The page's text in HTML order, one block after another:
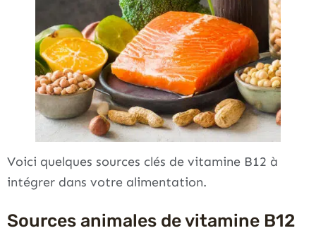
Voici quelques sources clés de vitamine B12 à
intégrer dans votre alimentation.
Sources animales de vitamine B12